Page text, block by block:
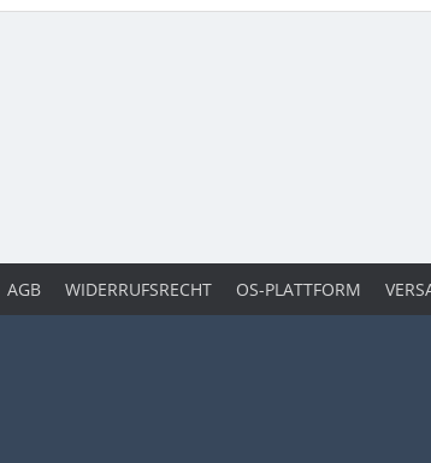
AGB WIDERRUFSRECHT OS-PLATTFORM